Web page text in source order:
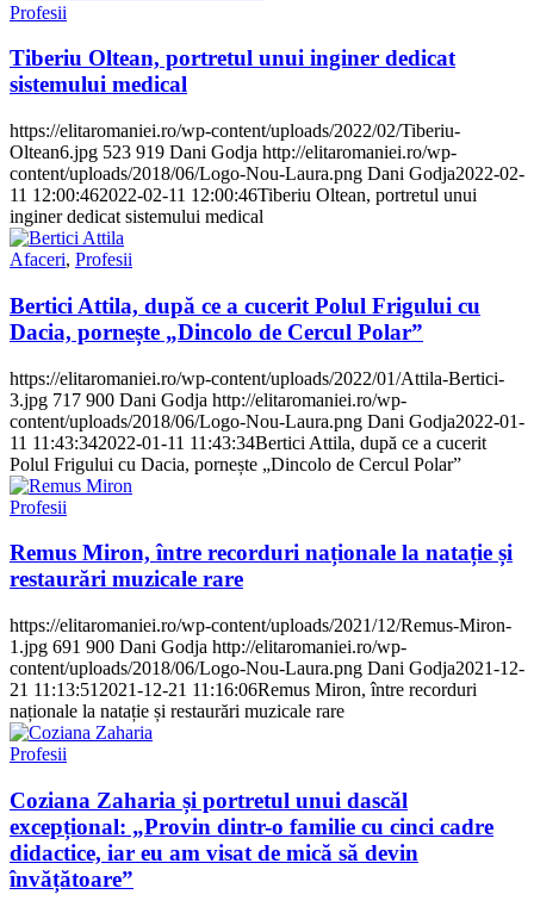
Profesii
Tiberiu Oltean, portretul unui inginer dedicat
sistemului medical
https://elitaromaniei.ro/wp-content/uploads/2022/02/Tiberiu-
Oltean6.jpg 523 919 Dani Godja http://elitaromaniei.ro/wp-
content/uploads/2018/06/Logo-Nou-Laura.png Dani Godja2022-02-
11 12:00:462022-02-11 12:00:46Tiberiu Oltean, portretul unui
inginer dedicat sistemului medical
Afaceri, Profesii
Bertici Attila, după ce a cucerit Polul Frigului cu
Dacia, pornește „Dincolo de Cercul Polar”
https://elitaromaniei.ro/wp-content/uploads/2022/01/Attila-Bertici-
3.jpg 717 900 Dani Godja http://elitaromaniei.ro/wp-
content/uploads/2018/06/Logo-Nou-Laura.png Dani Godja2022-01-
11 11:43:342022-01-11 11:43:34Bertici Attila, după ce a cucerit
Polul Frigului cu Dacia, pornește „Dincolo de Cercul Polar”
Profesii
Remus Miron, între recorduri naționale la natație și
restaurări muzicale rare
https://elitaromaniei.ro/wp-content/uploads/2021/12/Remus-Miron-
1.jpg 691 900 Dani Godja http://elitaromaniei.ro/wp-
content/uploads/2018/06/Logo-Nou-Laura.png Dani Godja2021-12-
21 11:13:51 2021-12-21 11:16:06Remus Miron, între recorduri
naționale la natație și restaurări muzicale rare
Profesii
Coziana Zaharia și portretul unui dascăl
excepțional: „Provin dintr-o familie cu cinci cadre
didactice, iar eu am visat de mică să devin
învățătoare”